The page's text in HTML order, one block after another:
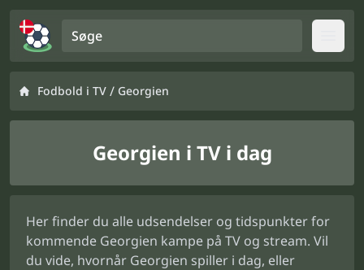
Fodbold i TV / Georgien
Georgien i TV i dag
Her finder du alle udsendelser og tidspunkter for
kommende Georgien kampe på TV og stream. Vil
du vide, hvornår Georgien spiller i dag, eller